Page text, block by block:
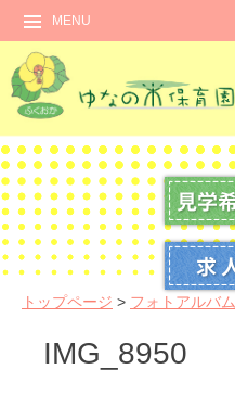
MENU
トップページ > フォトアルバム
IMG_8950